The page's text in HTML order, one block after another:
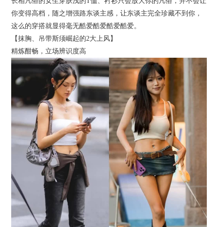
你变得高档，随之增强路东谈主感，让东谈主完全珍藏不到你，
这么的穿搭就显得毫无酷爱酷爱酷爱酷爱。
【抹胸、吊带斯须崛起的2大上风】
精炼酣畅，立场辨识度高